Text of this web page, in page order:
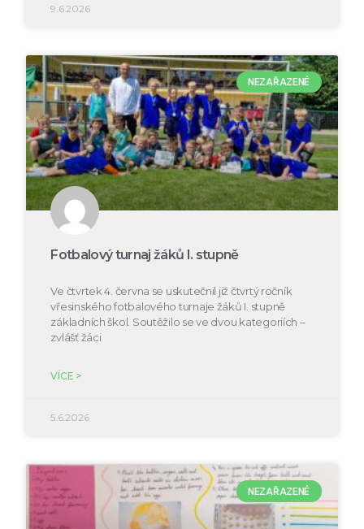
9.6.2026
NEZAŘAZENÉ
Fotbalový turnaj žáků I. stupně
Ve čtvrtek 4. června se uskutečnil již čtvrtý ročník
vřesinského fotbalového turnaje žáků I. stupně
základních škol. Soutěžilo se ve dvou kategoriích –
zvlášť žáci
VÍCE >
5.6.2026
NEZAŘAZENÉ